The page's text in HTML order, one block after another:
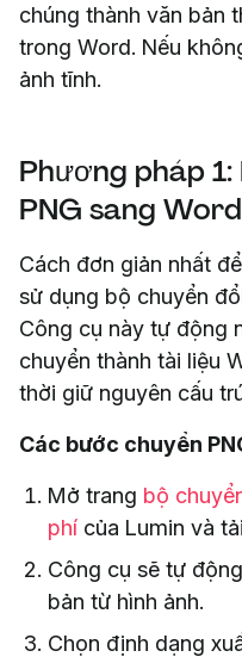
chúng thành văn bản
trong Word. Nếu
ảnh tĩnh.
Phương pháp
PNG sang
Cách đơn giản nhất
sử dụng bộ chuyển
Công cụ này tự động
chuyển thành tài liệu
thời giữ nguyên cấu
Các bước chuyển
Mở trang bộ
phí của Lumin và
Công cụ sẽ tự
bản từ hình ảnh.
Chọn định dạng